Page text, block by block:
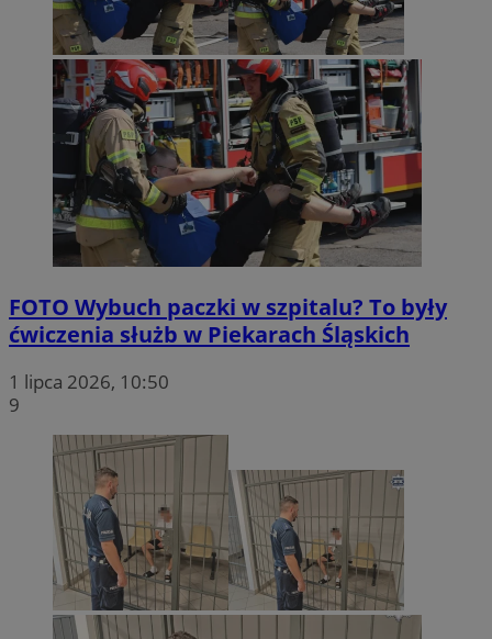
FOTO Wybuch paczki w szpitalu? To były
ćwiczenia służb w Piekarach Śląskich
1 lipca 2026, 10:50
9